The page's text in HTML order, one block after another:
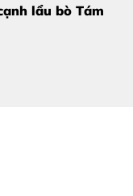
đãi mới nhất
lẩu bò Tám